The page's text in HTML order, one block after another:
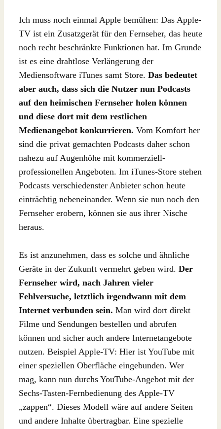
Ich muss noch einmal Apple bemühen: Das Apple-
TV ist ein Zusatzgerät für den Fernseher, das heute
noch recht beschränkte Funktionen hat. Im Grunde
ist es eine drahtlose Verlängerung der
Mediensoftware iTunes samt Store. Das bedeutet
aber auch, dass sich die Nutzer nun Podcasts
auf den heimischen Fernseher holen können
und diese dort mit dem restlichen
Medienangebot konkurrieren. Vom Komfort her
sind die privat gemachten Podcasts daher schon
nahezu auf Augenhöhe mit kommerziell-
professionellen Angeboten. Im iTunes-Store stehen
Podcasts verschiedenster Anbieter schon heute
einträchtig nebeneinander. Wenn sie nun noch den
Fernseher erobern, können sie aus ihrer Nische
heraus.
Es ist anzunehmen, dass es solche und ähnliche
Geräte in der Zukunft vermehrt geben wird. Der
Fernseher wird, nach Jahren vieler
Fehlversuche, letztlich irgendwann mit dem
Internet verbunden sein. Man wird dort direkt
Filme und Sendungen bestellen und abrufen
können und sicher auch andere Internetangebote
nutzen. Beispiel Apple-TV: Hier ist YouTube mit
einer speziellen Oberfläche eingebunden. Wer
mag, kann nun durchs YouTube-Angebot mit der
Sechs-Tasten-Fernbedienung des Apple-TV
„zappen“. Dieses Modell wäre auf andere Seiten
und andere Inhalte übertragbar. Eine spezielle